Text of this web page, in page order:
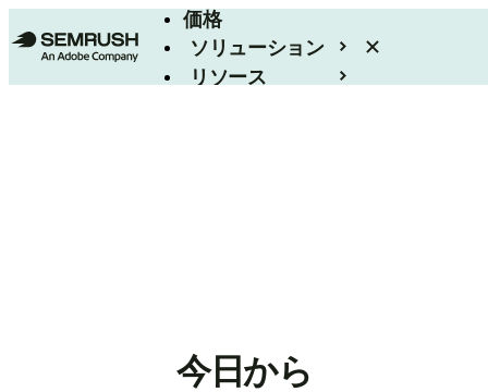
価格
ソリューション
リソース
今日から